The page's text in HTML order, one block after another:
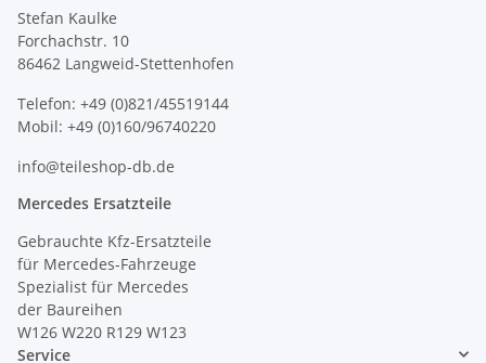
Stefan Kaulke
Forchachstr. 10
86462 Langweid-Stettenhofen
Telefon: +49 (0)821/45519144
Mobil: +49 (0)160/96740220
info@teileshop-db.de
Mercedes Ersatzteile
Gebrauchte Kfz-Ersatzteile
für Mercedes-Fahrzeuge
Spezialist für Mercedes
der Baureihen
W126 W220 R129 W123
Service